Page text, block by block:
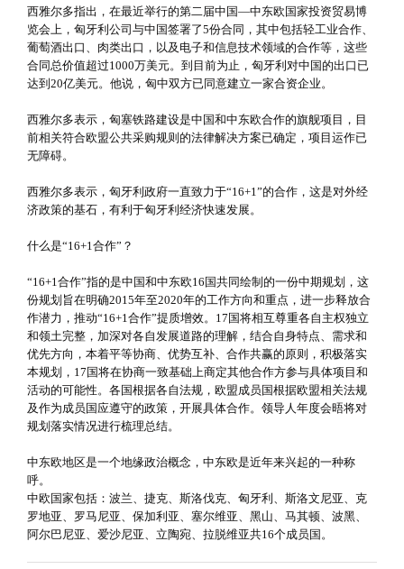
西雅尔多指出，在最近举行的第二届中国—中东欧国家投资贸易博
览会上，匈牙利公司与中国签署了5份合同，其中包括轻工业合作、
葡萄酒出口、肉类出口，以及电子和信息技术领域的合作等，这些
合同总价值超过1000万美元。到目前为止，匈牙利对中国的出口已
达到20亿美元。他说，匈中双方已同意建立一家合资企业。
西雅尔多表示，匈塞铁路建设是中国和中东欧合作的旗舰项目，目
前相关符合欧盟公共采购规则的法律解决方案已确定，项目运作已
无障碍。
西雅尔多表示，匈牙利政府一直致力于“16+1”的合作，这是对外经
济政策的基石，有利于匈牙利经济快速发展。
什么是“16+1合作”？
“16+1合作”指的是中国和中东欧16国共同绘制的一份中期规划，这
份规划旨在明确2015年至2020年的工作方向和重点，进一步释放合
作潜力，推动“16+1合作”提质增效。17国将相互尊重各自主权独立
和领土完整，加深对各自发展道路的理解，结合自身特点、需求和
优先方向，本着平等协商、优势互补、合作共赢的原则，积极落实
本规划，17国将在协商一致基础上商定其他合作方参与具体项目和
活动的可能性。各国根据各自法规，欧盟成员国根据欧盟相关法规
及作为成员国应遵守的政策，开展具体合作。领导人年度会晤将对
规划落实情况进行梳理总结。
中东欧地区是一个地缘政治概念，中东欧是近年来兴起的一种称
呼。
中欧国家包括：波兰、捷克、斯洛伐克、匈牙利、斯洛文尼亚、克
罗地亚、罗马尼亚、保加利亚、塞尔维亚、黑山、马其顿、波黑、
阿尔巴尼亚、爱沙尼亚、立陶宛、拉脱维亚共16个成员国。